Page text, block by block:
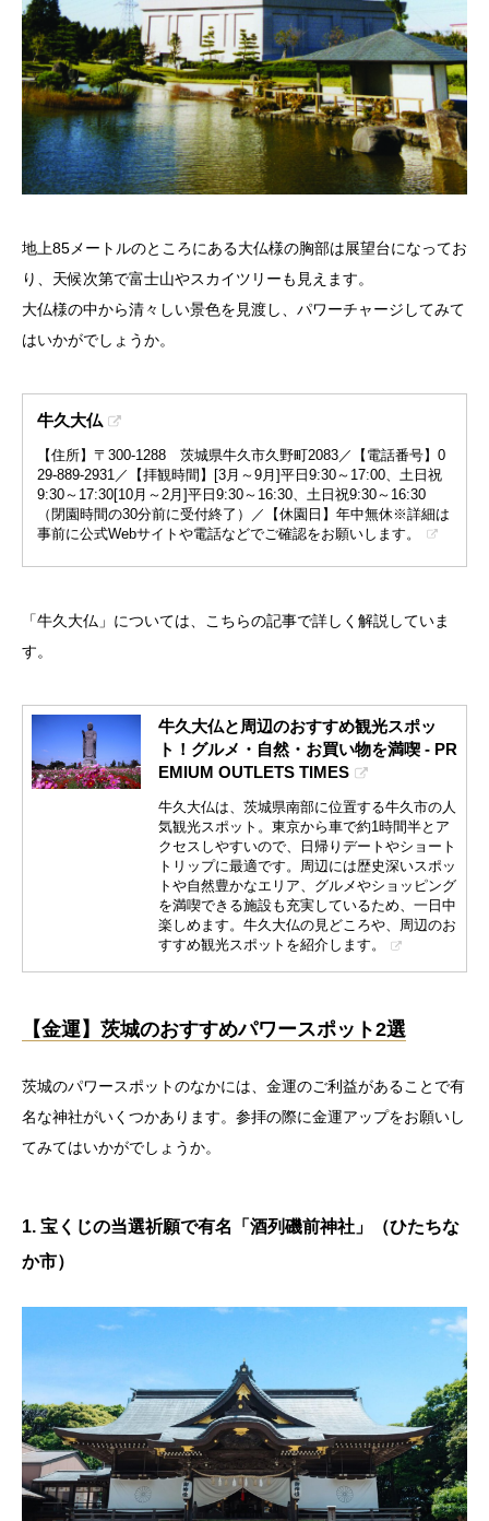
地上85メートルのところにある大仏様の胸部は展望台になってお
り、天候次第で富士山やスカイツリーも見えます。
大仏様の中から清々しい景色を見渡し、パワーチャージしてみて
はいかがでしょうか。
牛久大仏
【住所】〒300-1288 茨城県牛久市久野町2083／【電話番号】0
29-889-2931／【拝観時間】[3月～9月]平日9:30～17:00、土日祝
9:30～17:30[10月～2月]平日9:30～16:30、土日祝9:30～16:30
（閉園時間の30分前に受付終了）／【休園日】年中無休※詳細は
事前に公式Webサイトや電話などでご確認をお願いします。
「牛久大仏」については、こちらの記事で詳しく解説していま
す。
牛久大仏と周辺のおすすめ観光スポッ
ト！グルメ・自然・お買い物を満喫 - PR
EMIUM OUTLETS TIMES
牛久大仏は、茨城県南部に位置する牛久市の人
気観光スポット。東京から車で約1時間半とア
クセスしやすいので、日帰りデートやショート
トリップに最適です。周辺には歴史深いスポッ
トや自然豊かなエリア、グルメやショッピング
を満喫できる施設も充実しているため、一日中
楽しめます。牛久大仏の見どころや、周辺のお
すすめ観光スポットを紹介します。
【金運】茨城のおすすめパワースポット2選
茨城のパワースポットのなかには、金運のご利益があることで有
名な神社がいくつかあります。参拝の際に金運アップをお願いし
てみてはいかがでしょうか。
1. 宝くじの当選祈願で有名「酒列磯前神社」（ひたちな
か市）